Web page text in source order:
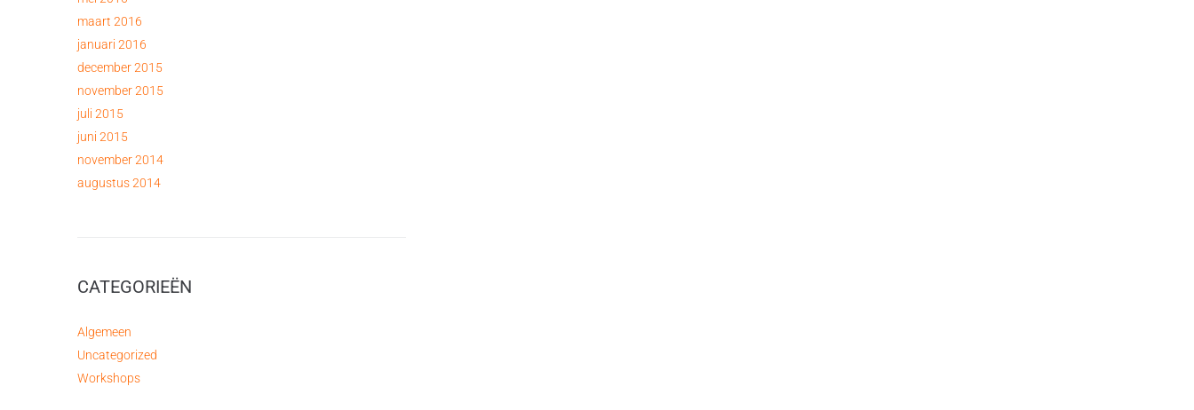
maart 2016
januari 2016
december 2015
november 2015
juli 2015
juni 2015
november 2014
augustus 2014
CATEGORIEËN
Algemeen
Uncategorized
Workshops